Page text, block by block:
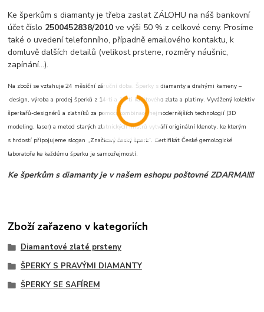
Ke šperkům s diamanty je třeba zaslat ZÁLOHU na náš bankovní
účet číslo 2500452838/2010ve výši 50 % z celkové ceny. Prosíme
také o uvedení telefonního, případně emailového kontaktu, k
domluvě dalších detailů (velikost prstene, rozměry náušnic,
zapínání...).
Na zboží se vztahuje 24 měsíční záruční doba. Šperky s diamanty a drahými kameny –
design, výroba a prodej šperků z 14-ti a 18-ti karátového zlata a platiny. Vyvážený kolektiv
šperkařů-designérů a zlatníků za pomoci kombinace nejmodernějších technologií (3D
modeling, laser) a metod starých zlatnických mistrů vytváří originální klenoty, ke kterým
s hrdostí připojujeme slogan „Značkový český šperk“. Certifikát České gemologické
laboratoře ke každému šperku je samozřejmostí.
Ke šperkům s diamanty je v našem eshopu poštovné ZDARMA!!!!
Zboží zařazeno v kategoriích
Diamantové zlaté prsteny
ŠPERKY S PRAVÝMI DIAMANTY
ŠPERKY SE SAFÍREM